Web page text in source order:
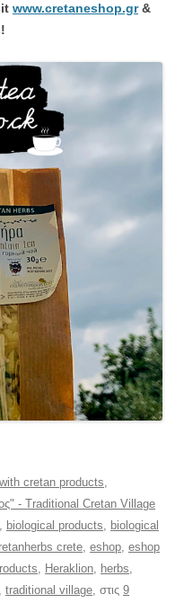
www.cretaneshop.gr&
cretan products,
- Traditional Cretan Village
, biological products, biological
crete, eshop, eshop
, Heraklion, herbs,
, traditional village, στις 9